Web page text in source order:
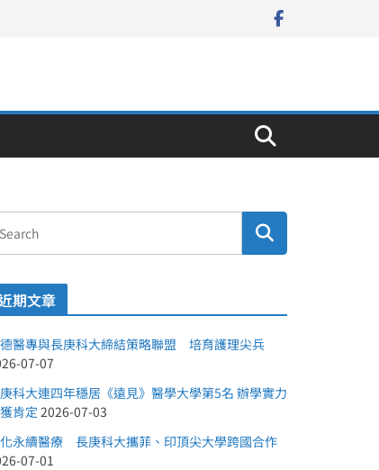
期文章
醫專與長庚科大締結策略聯盟 培育護理尖兵
07-07
科大連四年穩居《遠見》醫學大學第5名 辦學實力
肯定 2026-07-03
永續醫療 長庚科大攜菲、印頂尖大學跨國合作
07-01